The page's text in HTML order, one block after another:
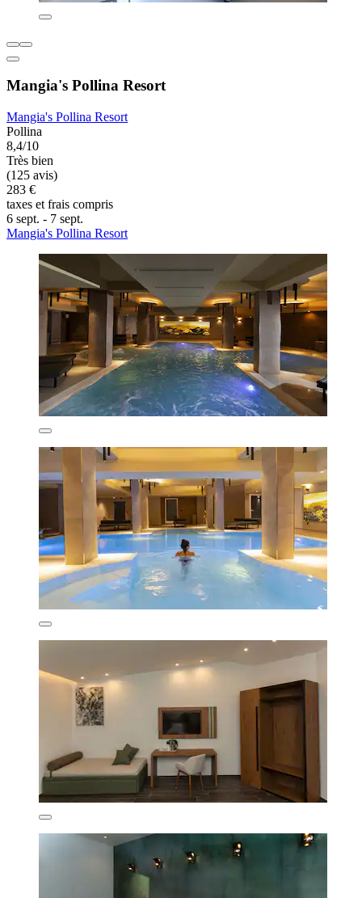
Mangia's Pollina Resort
Mangia's Pollina Resort
Pollina
8,4/10
Très bien
(125 avis)
283 €
taxes et frais compris
6 sept. - 7 sept.
Mangia's Pollina Resort